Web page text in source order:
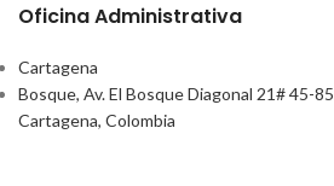
Oficina Administrativa
Cartagena
Bosque, Av. El Bosque Diagonal 21# 45-85
Cartagena, Colombia